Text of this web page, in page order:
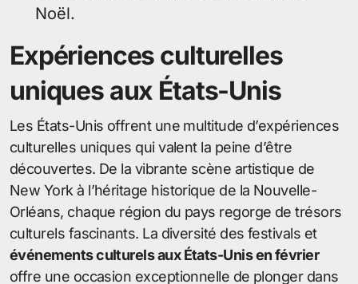
Noël.
Expériences culturelles
uniques aux États-Unis
Les États-Unis offrent une multitude d’expériences
culturelles uniques qui valent la peine d’être
découvertes. De la vibrante scène artistique de
New York à l’héritage historique de la Nouvelle-
Orléans, chaque région du pays regorge de trésors
culturels fascinants. La diversité des festivals et
événements culturels aux États-Unis en février
offre une occasion exceptionnelle de plonger dans